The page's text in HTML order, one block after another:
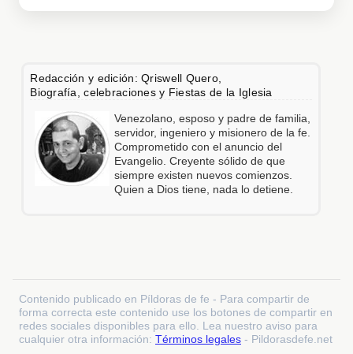
Redacción y edición: Qriswell Quero,
Biografía, celebraciones y Fiestas de la Iglesia
Venezolano, esposo y padre de familia,
servidor, ingeniero y misionero de la fe.
Comprometido con el anuncio del
Evangelio. Creyente sólido de que
siempre existen nuevos comienzos.
Quien a Dios tiene, nada lo detiene.
Contenido publicado en Píldoras de fe - Para compartir de
forma correcta este contenido use los botones de compartir en
redes sociales disponibles para ello. Lea nuestro aviso para
cualquier otra información: Términos legales - Pildorasdefe.net